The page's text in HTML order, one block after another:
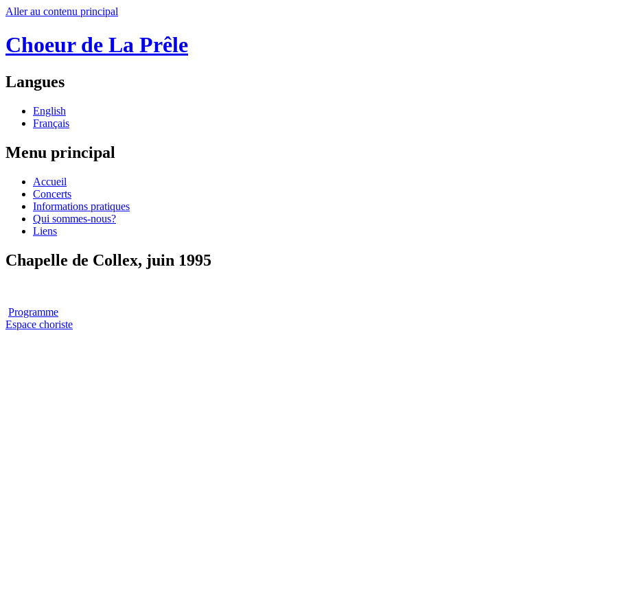
Aller au contenu principal
Choeur de La Prêle
Langues
English
Français
Menu principal
Accueil
Concerts
Informations pratiques
Qui sommes-nous?
Liens
Chapelle de Collex, juin 1995
Programme
Espace choriste